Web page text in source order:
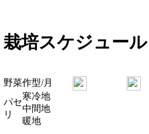
栽培スケジュール
野菜作型/月
パセ
リ
寒冷地
中間地
暖地